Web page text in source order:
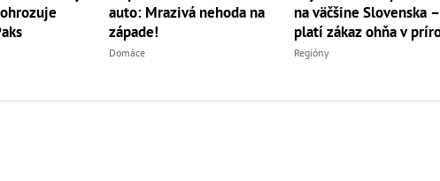
auto: Mrazivá nehoda na
západe!
Domáce
na väčšine Slovenska –
platí zákaz ohňa v
Regióny